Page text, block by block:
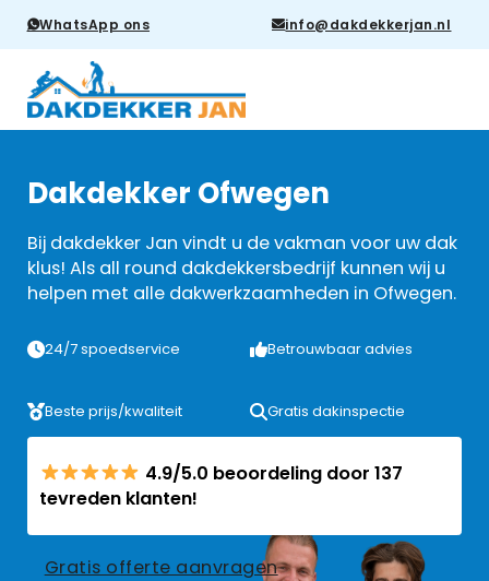
WhatsApp ons info@dakdekkerjan.nl
Dakdekker Ofwegen
Bij dakdekker Jan vindt u de vakman voor uw dak
klus! Als all round dakdekkersbedrijf kunnen wij u
helpen met alle dakwerkzaamheden in Ofwegen.
24/7 spoedservice Betrouwbaar advies
Beste prijs/kwaliteit Gratis dakinspectie
4.9/5.0 beoordeling door 137
tevreden klanten!
Gratis offerte aanvragen